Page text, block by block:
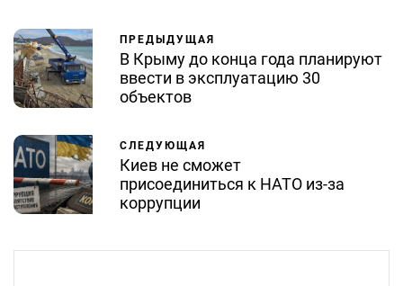
ПРЕДЫДУЩАЯ
В Крыму до конца года планируют
ввести в эксплуатацию 30
объектов
СЛЕДУЮЩАЯ
Киев не сможет
присоединиться к НАТО из-за
коррупции